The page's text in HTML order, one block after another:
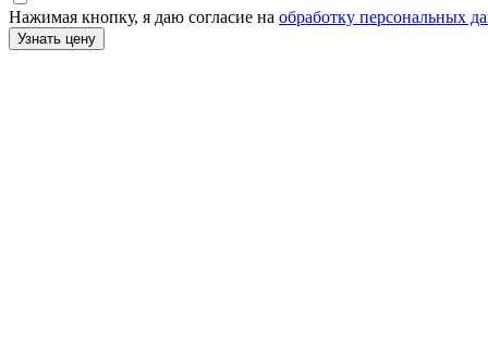
Нажимая кнопку, я даю согласие на обработку персональных
Узнать цену